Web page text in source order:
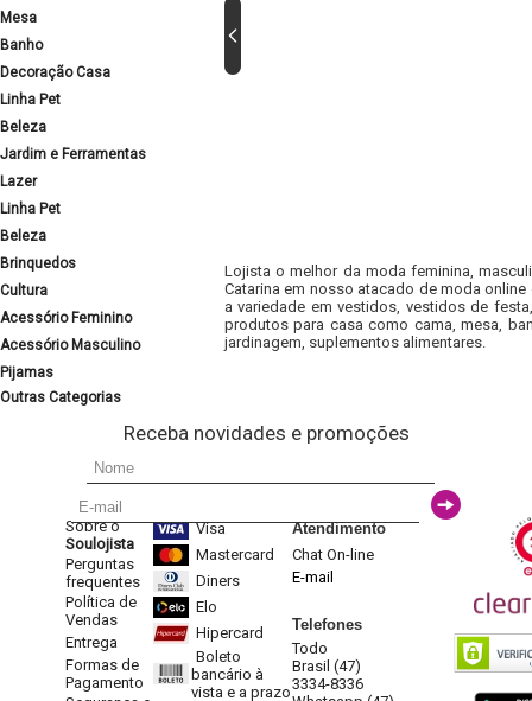
Mesa
Banho
Decoração Casa
Linha Pet
Beleza
Jardim e Ferramentas
Lazer
Linha Pet
Beleza
Brinquedos
Cultura
Acessório Feminino
Acessório Masculino
Pijamas
Outras Categorias
Lojista o melhor da moda feminina,
Catarina em nosso atacado de moda
a variedade em vestidos, vestidos de
produtos para casa como cama, mesa,
jardinagem, suplementos alimentares.
Receba novidades e promoções
Sobre o
Soulojista
Perguntas
frequentes
Política de
Vendas
Entrega
Formas de
Pagamento
Visa
Mastercard
Diners
Elo
Hipercard
Boleto
bancário à
vista e a prazo
Atendimento
Chat On-line
E-mail
Telefones
Todo
Brasil (47)
3334-8336